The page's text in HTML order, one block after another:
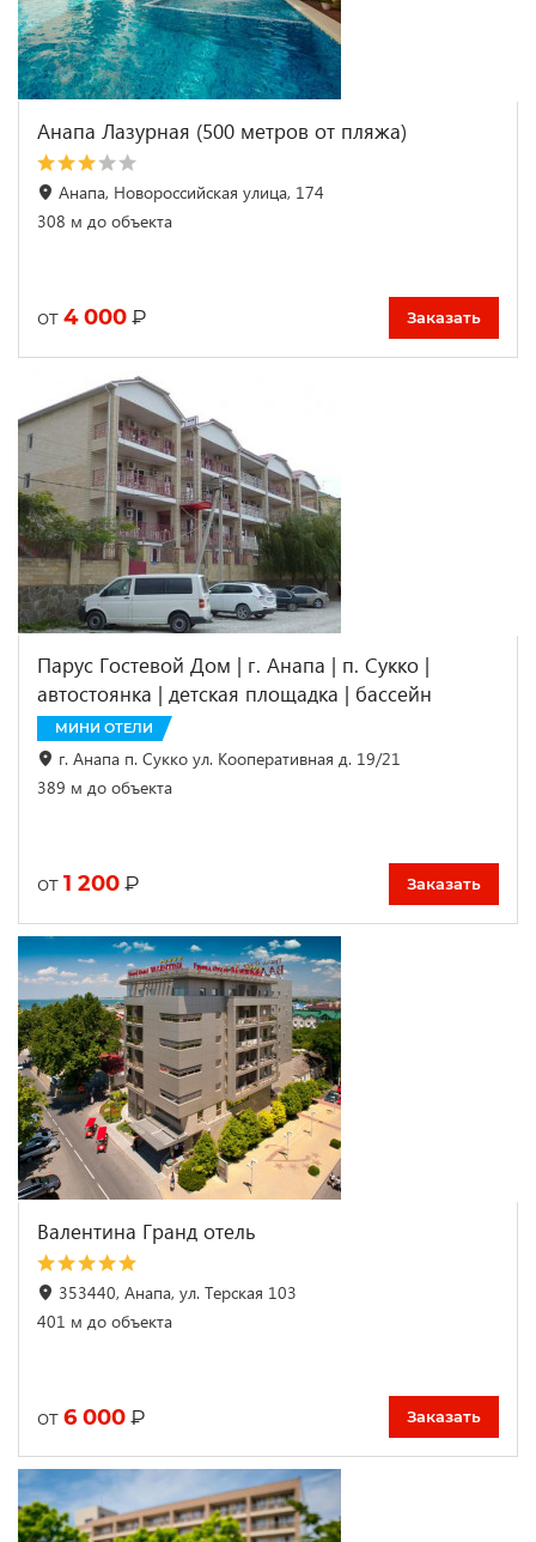
Анапа Лазурная (500 метров от пляжа)
Анапа, Новороссийская улица, 174
308 м до объекта
от 4 000 ₽ Заказать
Парус Гостевой Дом | г. Анапа | п. Сукко |
автостоянка | детская площадка | бассейн
МИНИ ОТЕЛИ
г. Анапа п. Сукко ул. Кооперативная д. 19/21
389 м до объекта
от 1 200 ₽ Заказать
Валентина Гранд отель
353440, Анапа, ул. Терская 103
401 м до объекта
от 6 000 ₽ Заказать